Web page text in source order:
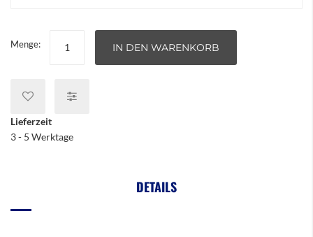
Menge: IN DEN WARENKORB
Lieferzeit
3 - 5 Werktage
DETAILS